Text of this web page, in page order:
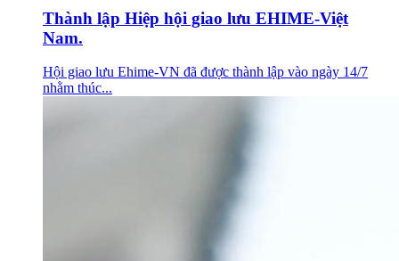
Thành lập Hiệp hội giao lưu EHIME-Việt
Nam.
Hội giao lưu Ehime-VN đã được thành lập vào ngày 14/7
nhằm thúc...